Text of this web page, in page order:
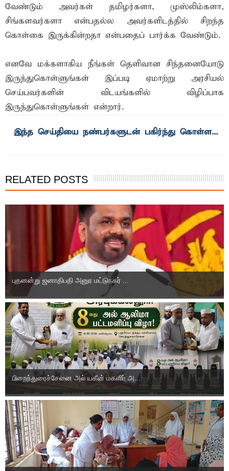
வேண்டும் அவர்கள் தமிழர்களா, முஸ்லிம்களா,
சிங்களவர்களா என்பதல்ல அவர்களிடத்தில் சிறந்த
கொள்கை இருக்கின்றதா என்பதைப் பார்க்க வேண்டும்.
எனவே மக்களாகிய நீங்கள் தெளிவான சிந்தனையோடு
இருந்துகொள்ளுங்கள் இப்படி ஏமாற்று அரசியல்
செய்பவர்களின் விடயங்களில் விழிப்பாக
இருந்துகொள்ளுங்கள் என்றார்.
RELATED POSTS
புதனன்று ஜனாதிபதி அனுர மட்டுநகர் ...
பிறைந்துரைச்சேனை அல் யகீன் மகளிர் அ...